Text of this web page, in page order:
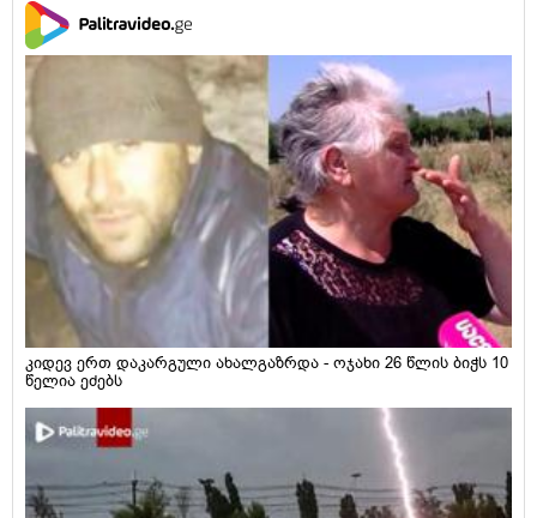
კიდევ ერთ დაკარგული ახალგაზრდა - ოჯახი 26 წლის ბიჭს 10
წელია ეძებს